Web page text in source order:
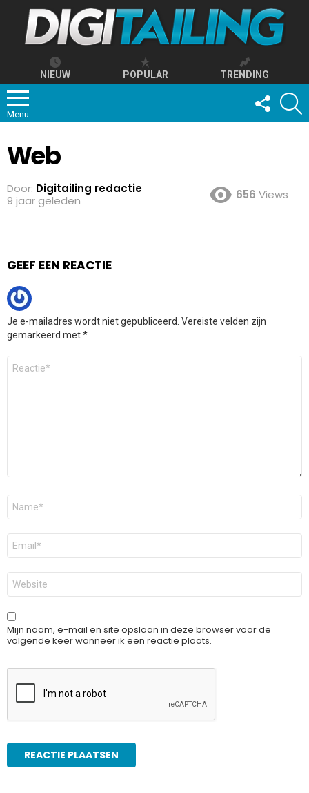
NIEUW POPULAR TRENDING
Menu
FOLLOW
US
Web
Door: Digitailing redactie
9 jaar geleden
656 Views
GEEF EEN REACTIE
Je e-mailadres wordt niet gepubliceerd. Vereiste velden zijn
gemarkeerd met*
Reactie
Naam
E-
mail
*
Site
Mijn naam, e-mail en site opslaan in deze browser voor de
volgende keer wanneer ik een reactie plaats.